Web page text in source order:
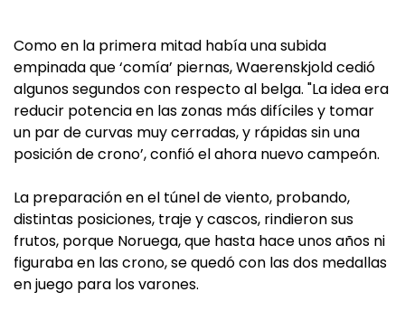
Como en la primera mitad había una subida
empinada que ‘comía’ piernas, Waerenskjold cedió
algunos segundos con respecto al belga. "La idea era
reducir potencia en las zonas más difíciles y tomar
un par de curvas muy cerradas, y rápidas sin una
posición de crono’, confió el ahora nuevo campeón.
La preparación en el túnel de viento, probando,
distintas posiciones, traje y cascos, rindieron sus
frutos, porque Noruega, que hasta hace unos años ni
figuraba en las crono, se quedó con las dos medallas
en juego para los varones.